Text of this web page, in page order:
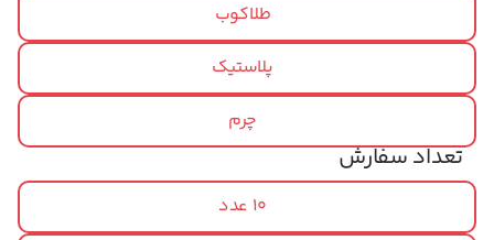
طلاکوب
پلاستیک
چرم
تعداد سفارش
10 عدد